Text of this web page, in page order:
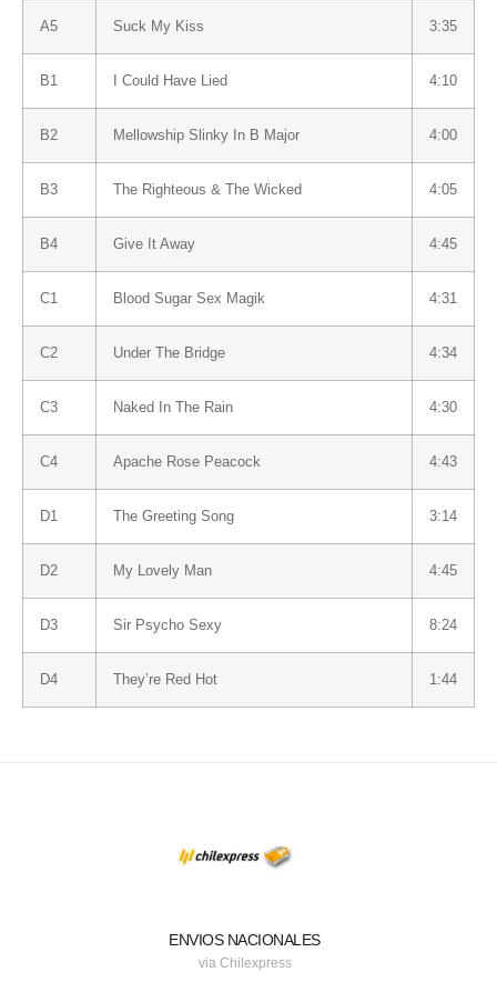
A5 Suck My Kiss 3:35
B1 I Could Have Lied 4:10
B2 Mellowship Slinky In B Major 4:00
B3 The Righteous & The Wicked 4:05
B4 Give It Away 4:45
C1 Blood Sugar Sex Magik 4:31
C2 Under The Bridge 4:34
C3 Naked In The Rain 4:30
C4 Apache Rose Peacock 4:43
D1 The Greeting Song 3:14
D2 My Lovely Man 4:45
D3 Sir Psycho Sexy 8:24
D4 They’re Red Hot 1:44
ENVIOS NACIONALES
via Chilexpress